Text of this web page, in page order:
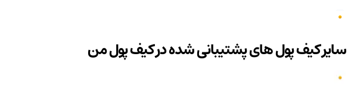
سایر کیف پول های پشتیبانی شده در کیف پول من